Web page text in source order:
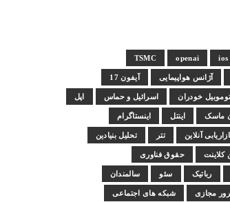
ios
openai
TSMC
آژانس هواپیمایی آیفون 17
خودران اسرائیل و حماس اپل
ماسک اینتل اینستاگرام
آنلاین تتر تحلیل بنیادین
کلاینت حقوق فناوری
رباتیک سئو سالمندان
مجازی شبکه های اجتماعی